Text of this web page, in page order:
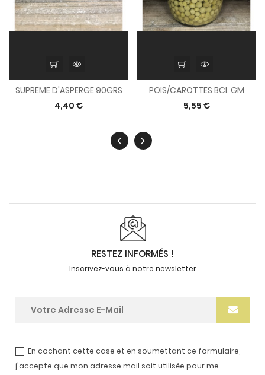
SUPREME D'ASPERGE 90GRS
4,40 €
POIS/CAROTTES BCL GM
5,55 €
RESTEZ INFORMÉS !
Inscrivez-vous à notre newsletter
En cochant cette case et en soumettant ce formulaire,
j'accepte que mon adresse mail soit utilisée pour me